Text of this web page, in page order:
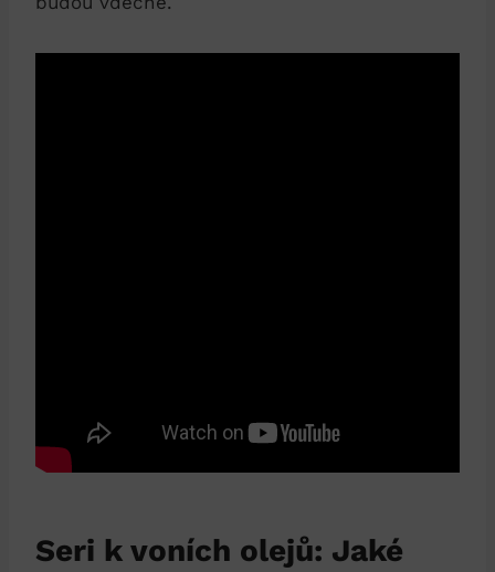
Seri k voních olejů: Jaké